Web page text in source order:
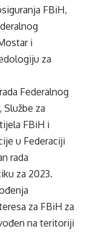
FBiH,
i
za
Federalnog
za
FBiH i
u Federaciji
rada
za 2023.
za FBiH za
na teritoriji